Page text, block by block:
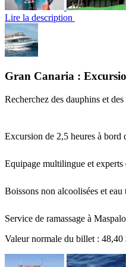
Lire la description
Gran Canaria :
Recherchez des dauphins et
Excursion de 2,5 heures à bord
Equipage multilingue et experts
Boissons non alcoolisées et
Service de ramassage à
Valeur normale du billet : 48,40